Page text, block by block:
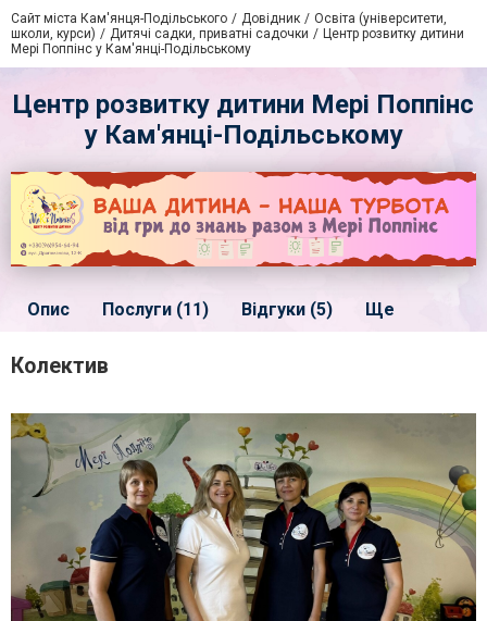
Сайт міста Кам'янця-Подільського Довідник
Освіта (університети,
школи, курси)
Дитячі садки, приватні садочки
Центр розвитку дитини
Мері Поппінс у Кам'янці-Подільському
Центр розвитку дитини Мері Поппінс
у Кам'янці-Подільському
Опис Послуги (11) Відгуки (5) Ще
Колектив